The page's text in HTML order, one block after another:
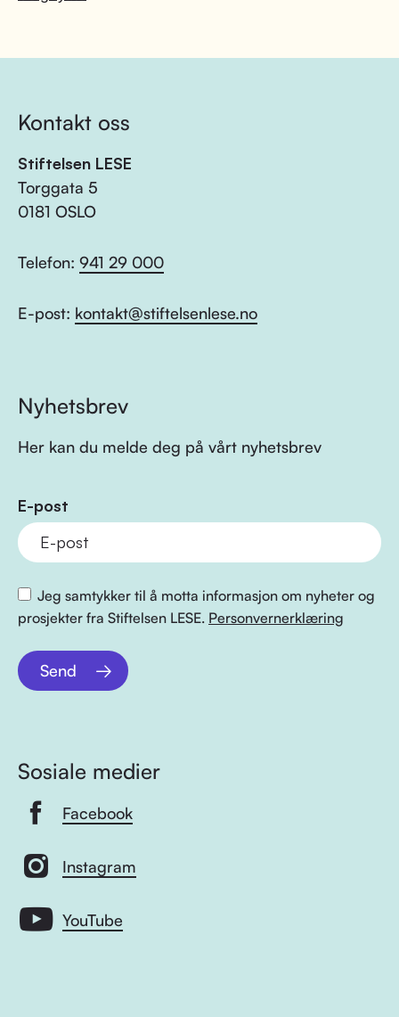
Kontakt oss
Stiftelsen LESE
Torggata 5
0181 OSLO
Telefon: 941 29 000
E-post: kontakt@stiftelsenlese.no
Nyhetsbrev
Her kan du melde deg på vårt nyhetsbrev
E-post
Jeg samtykker til å motta informasjon om nyheter og
prosjekter fra Stiftelsen LESE. Personvernerklæring
Send
Sosiale medier
Facebook
Instagram
YouTube